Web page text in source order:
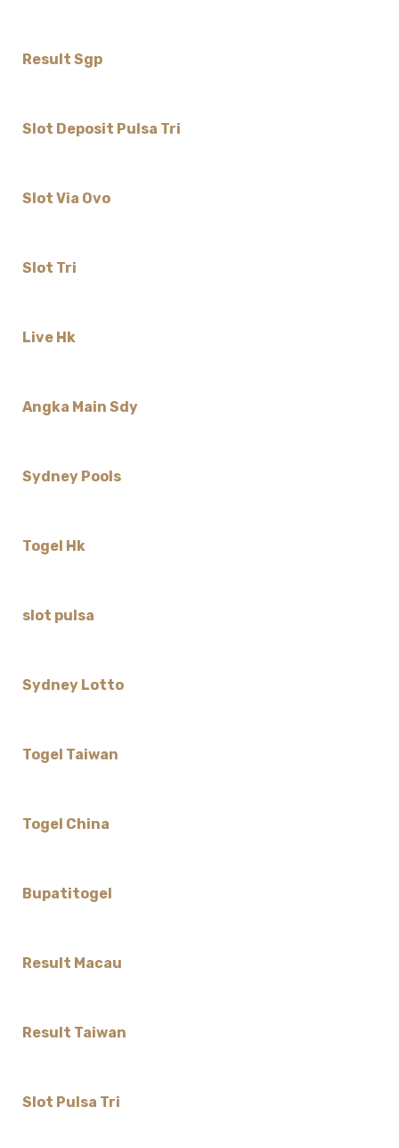
Result Sgp
Slot Deposit Pulsa Tri
Slot Via Ovo
Slot Tri
Live Hk
Angka Main Sdy
Sydney Pools
Togel Hk
slot pulsa
Sydney Lotto
Togel Taiwan
Togel China
Bupatitogel
Result Macau
Result Taiwan
Slot Pulsa Tri